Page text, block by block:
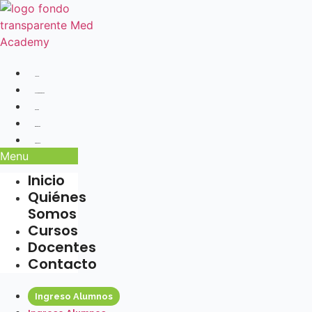
Ir
al
contenido
Menu
Inicio
Quiénes
Somos
Cursos
Docentes
Contacto
Ingreso Alumnos